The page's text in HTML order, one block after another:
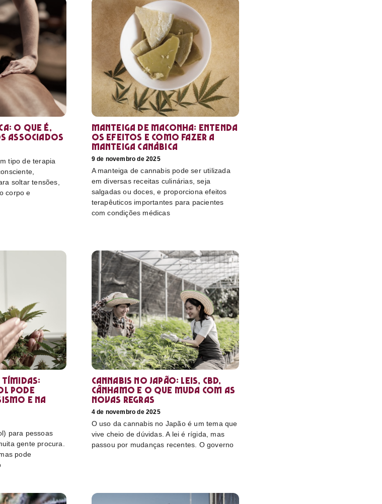
o que é,
associados
tipo de terapia
soltar tensões,
corpo e
Manteiga de maconha: entenda
os efeitos e como fazer a
manteiga canábica
9 de novembro de 2025
A manteiga de cannabis pode ser utilizada
em diversas receitas culinárias, seja
salgadas ou doces, e proporciona efeitos
terapêuticos importantes para pacientes
com condições médicas
tímidas:
pode
e na
para pessoas
gente procura.
pode
Cannabis no Japão: leis, CBD,
cânhamo e o que muda com as
novas regras
4 de novembro de 2025
O uso da cannabis no Japão é um tema que
vive cheio de dúvidas. A lei é rígida, mas
passou por mudanças recentes. O governo